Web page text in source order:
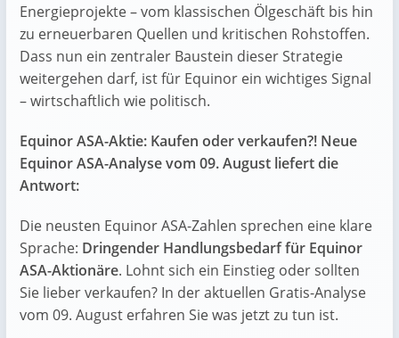
Energieprojekte – vom klassischen Ölgeschäft bis hin
zu erneuerbaren Quellen und kritischen Rohstoffen.
Dass nun ein zentraler Baustein dieser Strategie
weitergehen darf, ist für Equinor ein wichtiges Signal
– wirtschaftlich wie politisch.
Equinor ASA-Aktie: Kaufen oder verkaufen?! Neue
Equinor ASA-Analyse vom 09. August liefert die
Antwort:
Die neusten Equinor ASA-Zahlen sprechen eine klare
Sprache: Dringender Handlungsbedarf für Equinor
ASA-Aktionäre. Lohnt sich ein Einstieg oder sollten
Sie lieber verkaufen? In der aktuellen Gratis-Analyse
vom 09. August erfahren Sie was jetzt zu tun ist.